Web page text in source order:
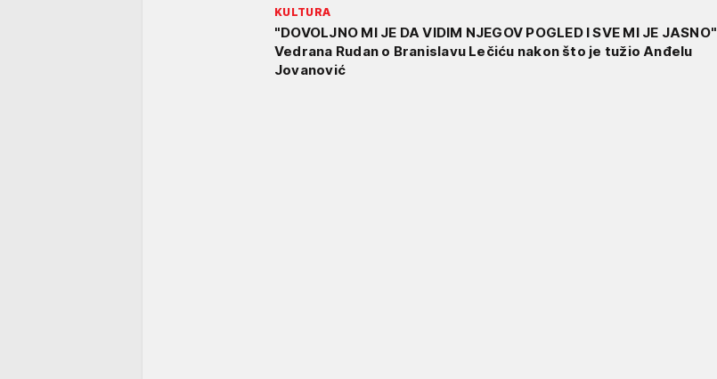
KULTURA
"DOVOLJNO MI JE DA VIDIM NJEGOV POGLED I SVE MI JE JASNO"
Vedrana Rudan o Branislavu Lečiću nakon što je tužio Anđelu
Jovanović